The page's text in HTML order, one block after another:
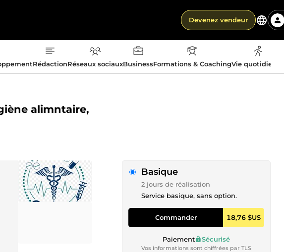
Devenez vendeur
RédactionRéseaux sociauxBusinessFormations & CoachingVie
alimntaire,
Basique
2 jours de réalisation
Service basique, sans option.
Commander 18,76 $US
Paiement Sécurisé
Vos informations sont chiffrées par TLS